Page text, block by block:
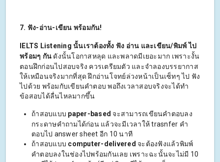
7. ฟัง-อ่าน-เขียน พร้อมกัน!
IELTS Listening นั้นเราต้องทั้ง ฟัง อ่าน และเขียน/พิมพ์ ไป
พร้อมๆ กัน ดังนั้นโอกาสหลุด และพลาดมีเยอะมาก เพราะงั้น
ตอนฝึกก่อนไปสอบจริง ควรเตรียมตัว และจำลองบรรยากาส
ให้เหมือนจริงมากที่สุด ฝึกอ่านโจทย์ล่วงหน้าเป็นเซ็ทๆ ไป ฟัง
ไปด้วย พร้อมกับเขียนคำตอบ พอถึงเวลาสอบจริงจะได้ทำ
ข้อสอบได้ลื่นไหลมากขึ้น
ถ้าสอบแบบ paper-based จะสามารถเขียนคำตอบลง
กระดาษคำถามได้ก่อน แล้วจะมีเวลาให้ trasnfer คำ
ตอบไป answer sheet อีก 10 นาที
ถ้าสอบแบบ computer-delivered จะต้องฟังแล้วพิมพ์
คำตอบลงในช่องไปพร้อมกันเลย เพราะฉะนั้นจะไม่มี 10